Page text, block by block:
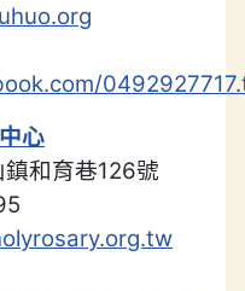
心
和育巷126號